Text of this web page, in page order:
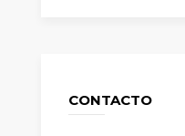
CONTACTO